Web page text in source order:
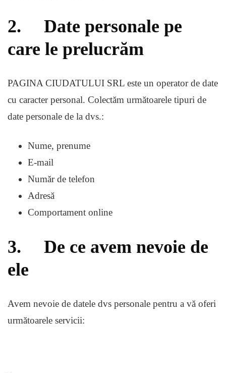
2. Date personale pe
care le prelucrăm
PAGINA CIUDATULUI SRL este un operator de date
cu caracter personal. Colectăm următoarele tipuri de
date personale de la dvs.:
Nume, prenume
E-mail
Număr de telefon
Adresă
Comportament online
3. De ce avem nevoie de
ele
Avem nevoie de datele dvs personale pentru a vă oferi
următoarele servicii: